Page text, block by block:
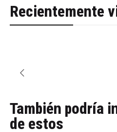
Recientemente
También podría
de estos